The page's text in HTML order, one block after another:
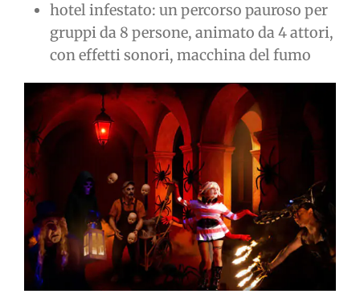
hotel infestato: un percorso pauroso per
gruppi da 8 persone, animato da 4 attori,
con effetti sonori, macchina del fumo